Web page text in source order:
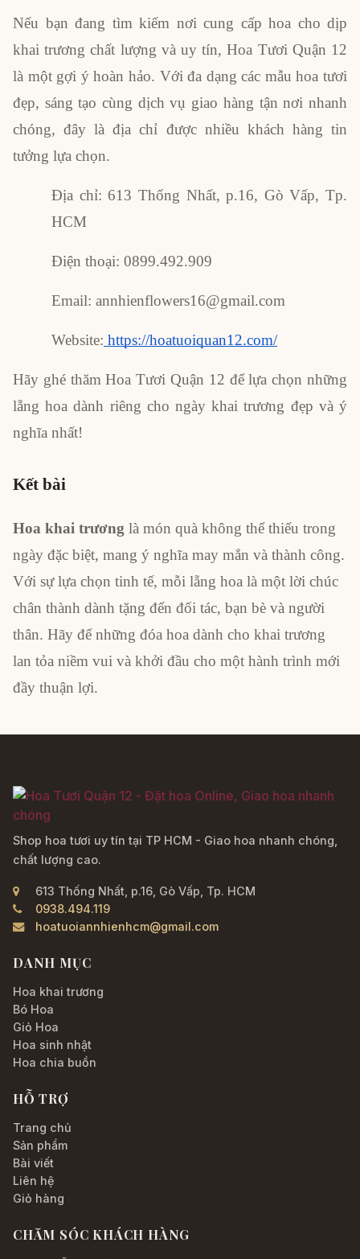
Nếu bạn đang tìm kiếm nơi cung cấp hoa cho dịp
khai trương chất lượng và uy tín, Hoa Tươi Quận 12
là một gợi ý hoàn hảo. Với đa dạng các mẫu hoa tươi
đẹp, sáng tạo cùng dịch vụ giao hàng tận nơi nhanh
chóng, đây là địa chỉ được nhiều khách hàng tin
tưởng lựa chọn.
Địa chỉ: 613 Thống Nhất, p.16, Gò Vấp, Tp.
HCM
Điện thoại: 0899.492.909
Email: annhienflowers16@gmail.com
Website: https://hoatuoiquan12.com/
Hãy ghé thăm Hoa Tươi Quận 12 để lựa chọn những
lẵng hoa dành riêng cho ngày khai trương đẹp và ý
nghĩa nhất!
Kết bài
Hoa khai trương là món quà không thể thiếu trong
ngày đặc biệt, mang ý nghĩa may mắn và thành công.
Với sự lựa chọn tinh tế, mỗi lẵng hoa là một lời chúc
chân thành dành tặng đến đối tác, bạn bè và người
thân. Hãy để những đóa hoa dành cho khai trương
lan tỏa niềm vui và khởi đầu cho một hành trình mới
đầy thuận lợi.
Shop hoa tươi uy tín tại TP HCM - Giao hoa nhanh chóng,
chất lượng cao.
613 Thống Nhất, p.16, Gò Vấp, Tp. HCM
0938.494.119
hoatuoiannhienhcm@gmail.com
DANH MỤC
Hoa khai trương
Bó Hoa
Giỏ Hoa
Hoa sinh nhật
Hoa chia buồn
HỖ TRỢ
Trang chủ
Sản phẩm
Bài viết
Liên hệ
Giỏ hàng
CHĂM SÓC KHÁCH HÀNG